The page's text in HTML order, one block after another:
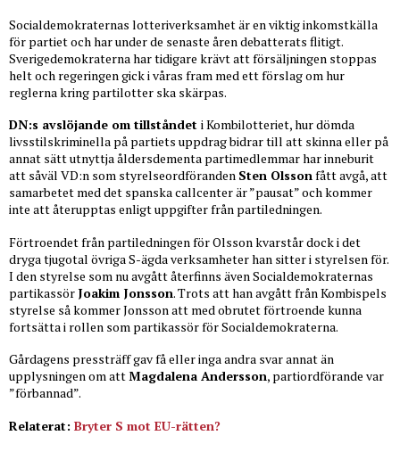
Socialdemokraternas lotteriverksamhet är en viktig inkomstkälla
för partiet och har under de senaste åren debatterats flitigt.
Sverigedemokraterna har tidigare krävt att försäljningen stoppas
helt och regeringen gick i våras fram med ett förslag om hur
reglerna kring partilotter ska skärpas.
DN:s avslöjande om tillståndet i Kombilotteriet, hur dömda
livsstilskriminella på partiets uppdrag bidrar till att skinna eller på
annat sätt utnyttja åldersdementa partimedlemmar har inneburit
att såväl VD:n som styrelseordföranden Sten Olssonfått avgå, att
samarbetet med det spanska callcenter är ”pausat” och kommer
inte att återupptas enligt uppgifter från partiledningen.
Förtroendet från partiledningen för Olsson kvarstår dock i det
dryga tjugotal övriga S-ägda verksamheter han sitter i styrelsen för.
I den styrelse som nu avgått återfinns även Socialdemokraternas
partikassör Joakim Jonsson. Trots att han avgått från Kombispels
styrelse så kommer Jonsson att med obrutet förtroende kunna
fortsätta i rollen som partikassör för Socialdemokraterna.
Gårdagens pressträff gav få eller inga andra svar annat än
upplysningen om attMagdalena Andersson, partiordförande var
”förbannad”.
Relaterat: Bryter S mot EU-rätten?